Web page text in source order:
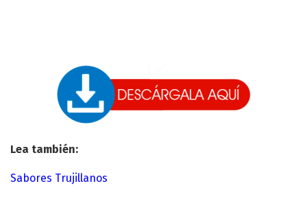
Lea también:
Sabores Trujillanos